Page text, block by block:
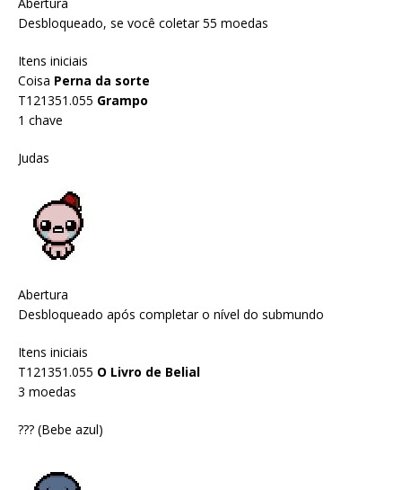
Desbloqueado, se você coletar 55 moedas
Itens iniciais
Coisa Perna da sorte
T121351.055 Grampo
1 chave
Judas
Abertura
Desbloqueado após completar o nível do submundo
Itens iniciais
T121351.055 O Livro de Belial
3 moedas
??? (Bebe azul)